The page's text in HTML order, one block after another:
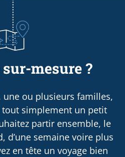
mesure ?
une ou plusieurs familles,
simplement un petit
partir ensemble, le
d’une semaine voire plus
en tête un voyage bien